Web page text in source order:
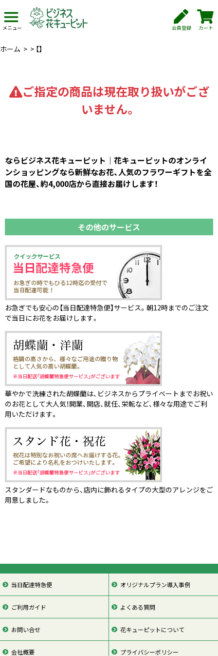
メニュー 会員登録 カート
ホーム > > 【】
ご指定の商品は現在取り扱いがござ
いません。
ならビジネス花キューピット｜花キューピットのオンライ
ンショッピングなら新鮮なお花、人気のフラワーギフトを全
国の花屋、約4,000店から直接お届けします！
その他のサービス
お急ぎでも安心の【当日配達特急便】サービス。朝12時までのご注文
で当日にお花をお届けします。
華やかで洗練された胡蝶蘭は、ビジネスからプライベートまでお祝い
のお花として大人気！開業、開店、就任、栄転など、様々な用途でご利
用いただけます。
スタンダードなものから、店内に飾れるタイプの大型のアレンジをご
用意しました。
当日配達特急便 オリジナルプラン導入事例
ご利用ガイド よくある質問
お問い合せ 花キューピットについて
会社概要 プライバシーポリシー